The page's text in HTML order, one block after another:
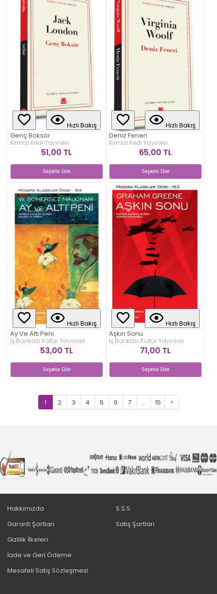
Hızlı Bakış
Genç Boksör
Kırmızı Kedi Yayınevi
51,00 TL
Sepete Ekle
Hızlı Bakış
Deniz Feneri
Kırmızı Kedi Yayınevi
65,00 TL
Sepete Ekle
Hızlı Bakış
Ay Ve Altı Peni
İş Bankası Kültür Yayınları
53,00 TL
Sepete Ekle
Hızlı Bakış
Aşkın Sonu
İş Bankası Kültür Yayınları
71,00 TL
Sepete Ekle
1 2 3 4 5 6 7 ... 15 >
Hakkımızda
Garanti Şartları
Gizlilik İlkeleri
İade ve Geri Ödeme
Mesafeli Satış Sözleşmesi
S.S.S
Satış Şartları